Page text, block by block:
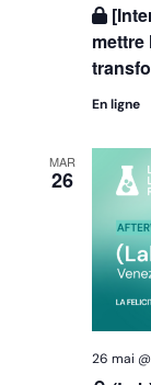
mettre
En ligne
MAR
26
26 mai